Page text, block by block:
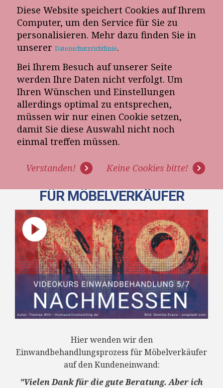
Diese Website speichert Cookies auf Ihrem
Computer, um den Service für Sie zu
personalisieren. Mehr dazu finden Sie in
unserer Datenschutzrichtlinie.
Bei Ihrem Besuch auf unserer Seite
werden Ihre Daten nicht verfolgt. Um
Ihren Wünschen und Einstellungen
allerdings optimal zu entsprechen,
müssen wir nur einen Cookie setzen,
damit Sie diese Auswahl nicht noch
einmal treffen müssen.
Verstanden! Keine Cookies bitte!
E-Mail-Newsletter
Telefon-Termin
[VIDEO-KURS 5/7] - EINWAND:
"ICH MUSS NACHMESSEN" -
EINWANDBEHANDLUNGSKURS
FÜR MÖBELVERKÄUFER
Hier wenden wir den
Einwandbehandlungsprozess für Möbelverkäufer
auf den Kundeneinwand:
"Vielen Dank für die gute Beratung. Aber ich